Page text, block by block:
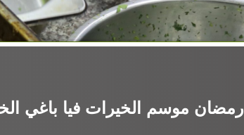
رمضان موسم الخيرات فيا باغي